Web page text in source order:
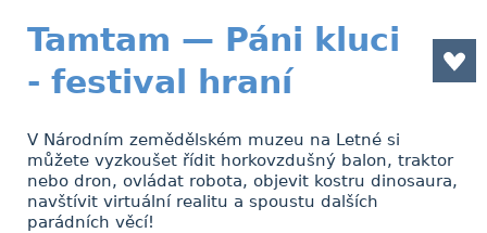
Tamtam — Páni kluci
- festival hraní
V Národním zemědělském muzeu na Letné si
můžete vyzkoušet řídit horkovzdušný balon, traktor
nebo dron, ovládat robota, objevit kostru dinosaura,
navštívit virtuální realitu a spoustu dalších
parádních věcí!